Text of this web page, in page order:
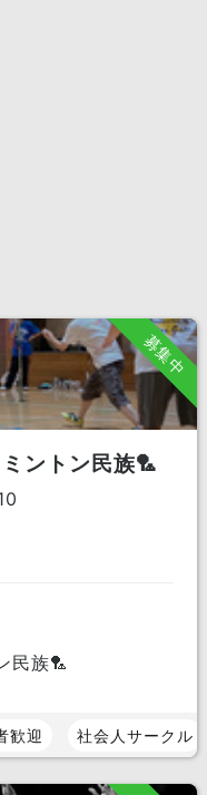
募集中
ントン民族🏸
民族🏸
歓迎 社会人サークル